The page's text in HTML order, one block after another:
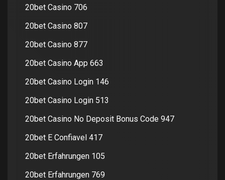
20bet Casino 706
20bet Casino 807
20bet Casino 877
20bet Casino App 663
20bet Casino Login 146
20bet Casino Login 513
20bet Casino No Deposit Bonus Code 947
20bet E Confiavel 417
20bet Erfahrungen 105
20bet Erfahrungen 769